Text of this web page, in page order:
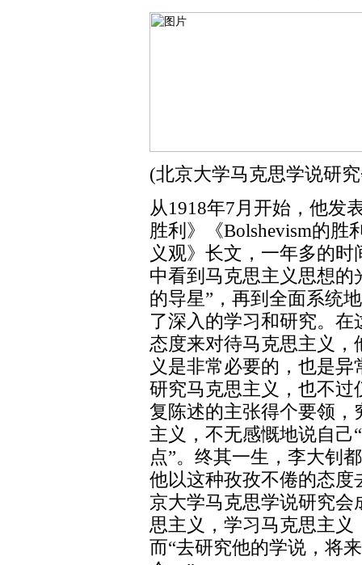
(北京大学马克思学说研
从1918年7月开始，他发
胜利》《Bolshevism的胜
义观》长文，一年多的
中看到马克思主义思想的
的导星”，再到全面系统
了深入的学习和研究。
态度来对待马克思主义
义是非常必要的，也是
研究马克思主义，也不
复陈述的主张得个要领，
主义，不无感慨地说自己
点”。终其一生，李大钊
他以这种孜孜不倦的态
京大学马克思学说研究
思主义，学习马克思主义
而“去研究他的学说，将